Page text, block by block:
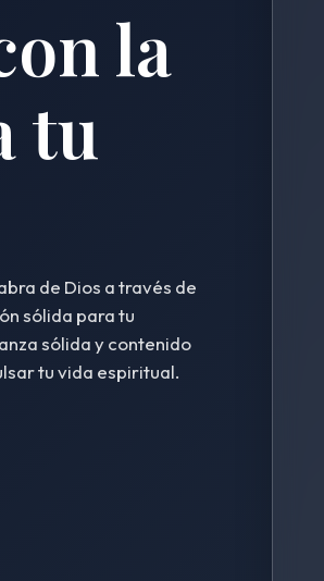
la
tu
de Dios a través de
sólida para tu
sólida y contenido
tu vida espiritual.